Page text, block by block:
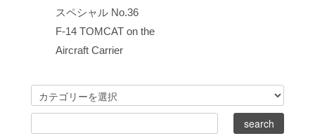
スペシャル No.36
F-14 TOMCAT on the
Aircraft Carrier